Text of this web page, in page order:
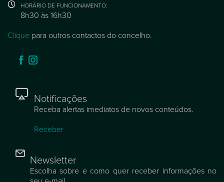
HORÁRIO DE FUNCIONAMENTO:
8h30 às 16h30
Clique para outros contactos do concelho.
Notificações
Receba alertas imediatos de novos conteúdos.
Receber
Newsletter
Escolha sobre e como quer receber informações no